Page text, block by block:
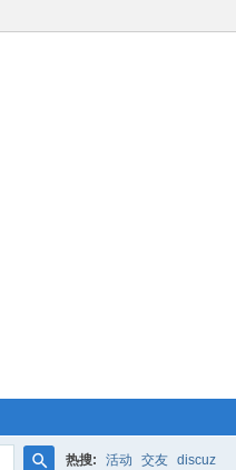
热搜: 活动 交友 discuz